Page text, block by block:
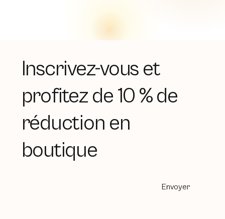
Inscrivez-vous et
profitez de 10 % de
réduction en
boutique
Envoyer